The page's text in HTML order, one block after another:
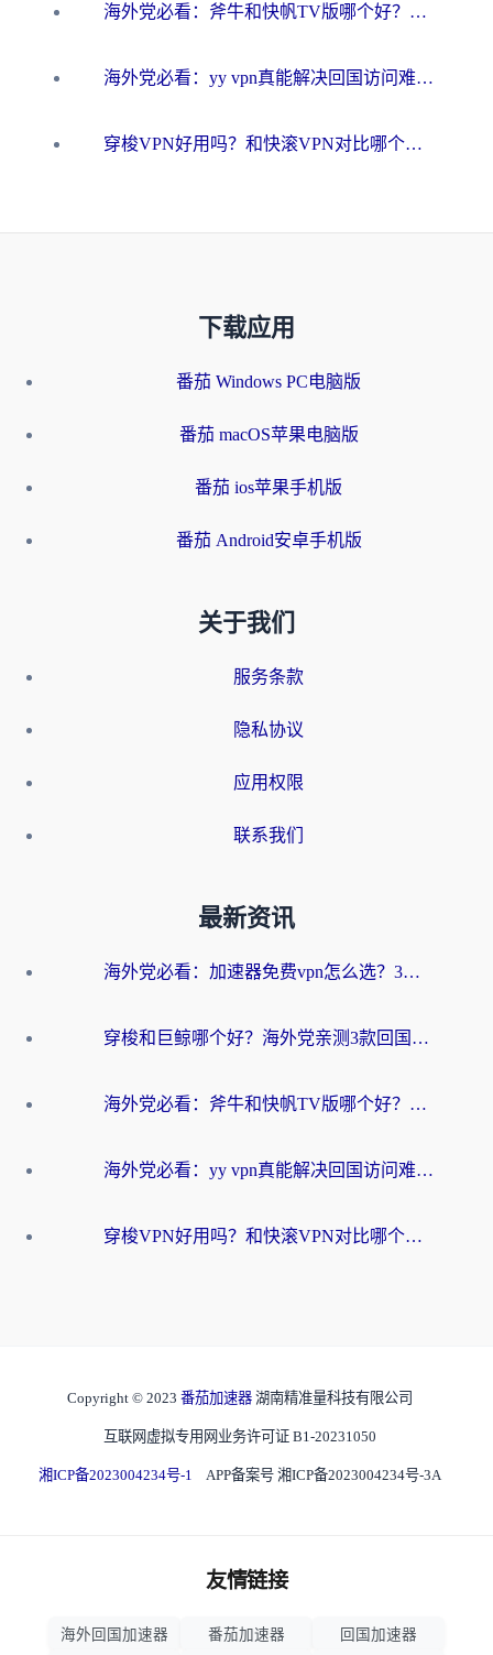
海外党必看：斧牛和快帆TV版哪个好？3分钟选对回国加速器，无缝刷B站、追热剧
海外党必看：yy vpn真能解决回国访问难题？附云极initap测评+免费方案对比
穿梭VPN好用吗？和快滚VPN对比哪个回国效果更好？海外党选回国加速器必看指南
下载应用
番茄 Windows PC电脑版
番茄 macOS苹果电脑版
番茄 ios苹果手机版
番茄 Android安卓手机版
关于我们
服务条款
隐私协议
应用权限
联系我们
最新资讯
海外党必看：加速器免费vpn怎么选？3步教你无缝访问国内资源
穿梭和巨鲸哪个好？海外党亲测3款回国加速器，教你避开90%的坑
海外党必看：斧牛和快帆TV版哪个好？3分钟选对回国加速器，无缝刷B站、追热剧
海外党必看：yy vpn真能解决回国访问难题？附云极initap测评+免费方案对比
穿梭VPN好用吗？和快滚VPN对比哪个回国效果更好？海外党选回国加速器必看指南
Copyright © 2023 番茄加速器 湖南精准量科技有限公司
互联网虚拟专用网业务许可证 B1-20231050
湘ICP备2023004234号-1 APP备案号 湘ICP备2023004234号-3A
友情链接
海外回国加速器 番茄加速器 回国加速器